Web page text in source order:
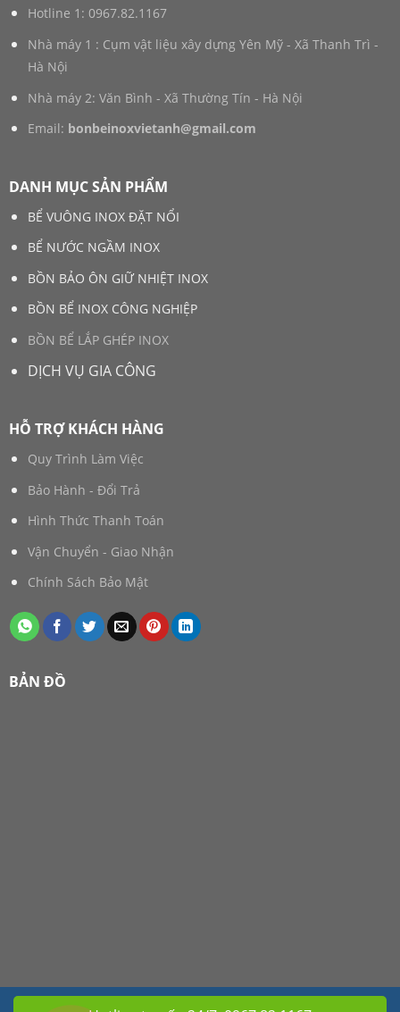
Hotline 1: 0967.82.1167
Nhà máy 1 : Cụm vật liệu xây dựng Yên Mỹ - Xã Thanh Trì -
Hà Nội
Nhà máy 2: Văn Bình - Xã Thường Tín - Hà Nội
Email: bonbeinoxvietanh@gmail.com
DANH MỤC SẢN PHẨM
BỂ VUÔNG INOX ĐẶT NỔI
BỂ NƯỚC NGẦM INOX
BỒN BẢO ÔN GIỮ NHIỆT INOX
BỒN BỂ INOX CÔNG NGHIỆP
BỒN BỂ LẮP GHÉP INOX
DỊCH VỤ GIA CÔNG
HỖ TRỢ KHÁCH HÀNG
Quy Trình Làm Việc
Bảo Hành - Đổi Trả
Hình Thức Thanh Toán
Vận Chuyển - Giao Nhận
Chính Sách Bảo Mật
BẢN ĐỒ